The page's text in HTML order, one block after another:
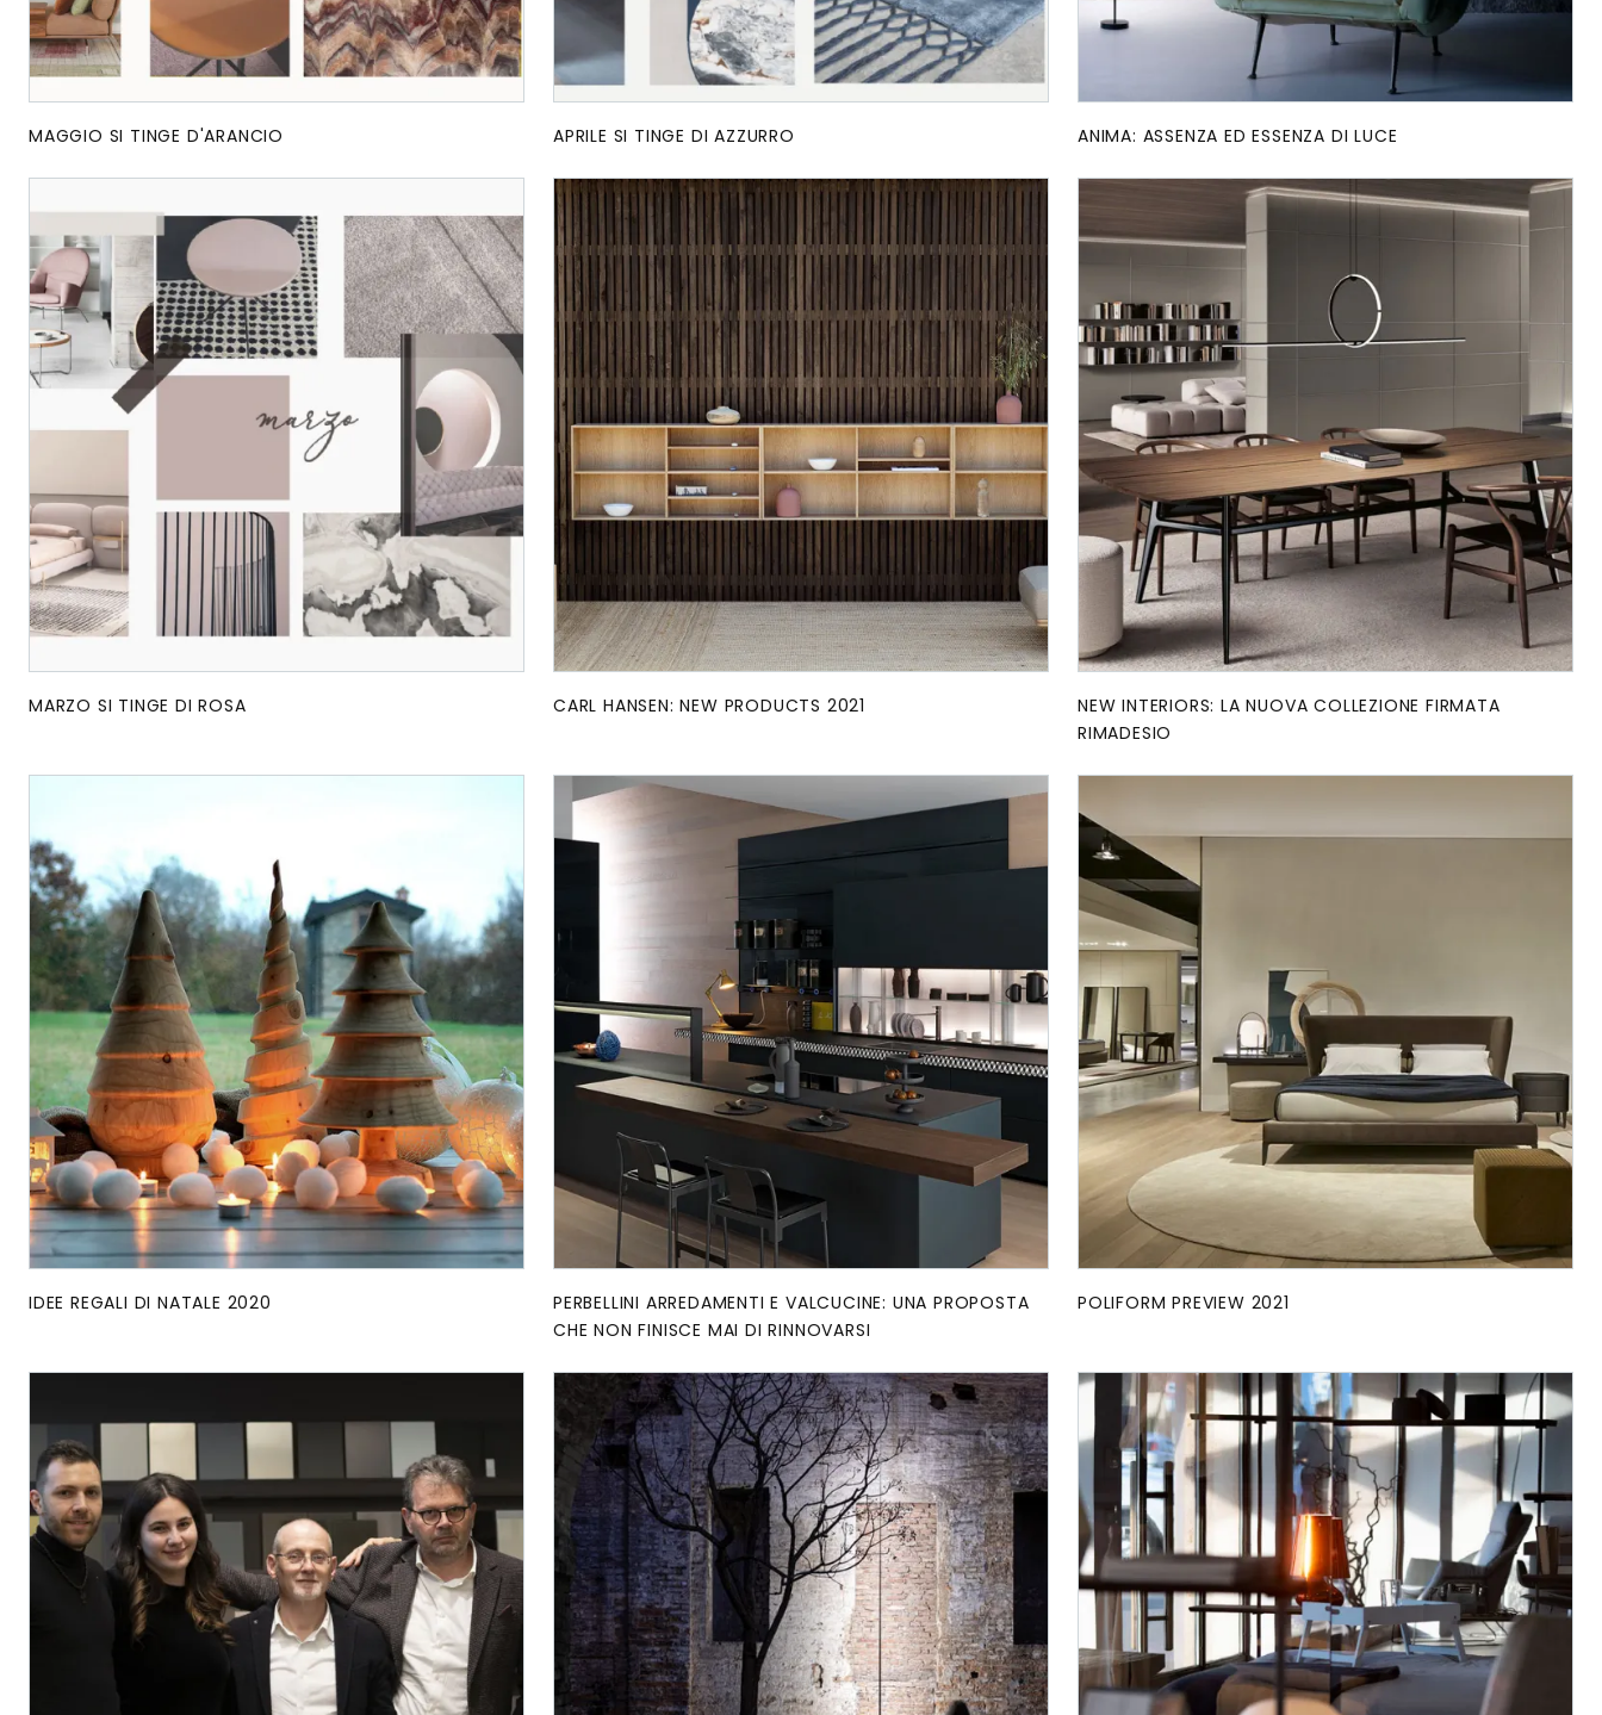
MAGGIO SI TINGE D'ARANCIO APRILE SI TINGE DI AZZURRO ANIMA: ASSENZA ED ESSENZA DI LUCE
MARZO SI TINGE DI ROSA CARL HANSEN: NEW PRODUCTS 2021
NEW INTERIORS: LA NUOVA COLLEZIONE FIRMATA
RIMADESIO
IDEE REGALI DI NATALE 2020
PERBELLINI ARREDAMENTI E VALCUCINE: UNA PROPOSTA
CHE NON FINISCE MAI DI RINNOVARSI
POLIFORM PREVIEW 2021